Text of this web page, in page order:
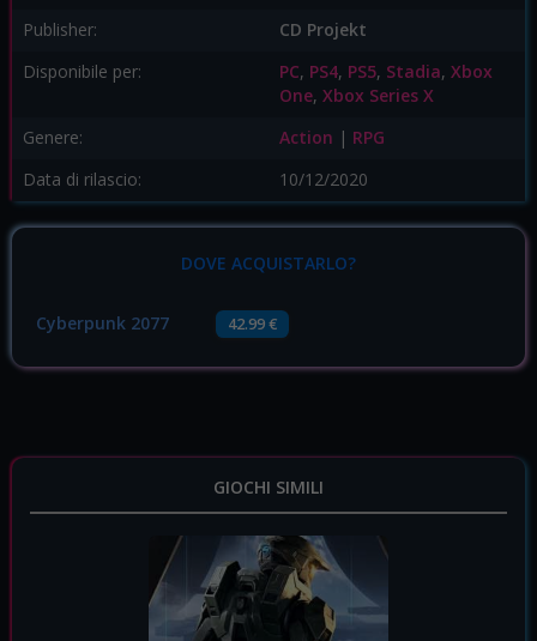
Publisher:
CD Projekt
Disponibile per:
PC, PS4, PS5, Stadia, Xbox
One, Xbox Series X
Genere:
Action | RPG
Data di rilascio:
10/12/2020
DOVE ACQUISTARLO?
Cyberpunk 2077 42.99 €
GIOCHI SIMILI